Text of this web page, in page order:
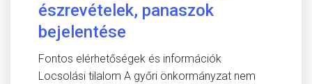
észrevételek, panaszok
bejelentése
Fontos elérhetőségek és információk
Locsolási tilalom A győri önkormányzat nem